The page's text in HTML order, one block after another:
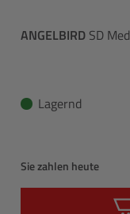
ANGELBIRD SD
Lagernd
Sie zahlen heute